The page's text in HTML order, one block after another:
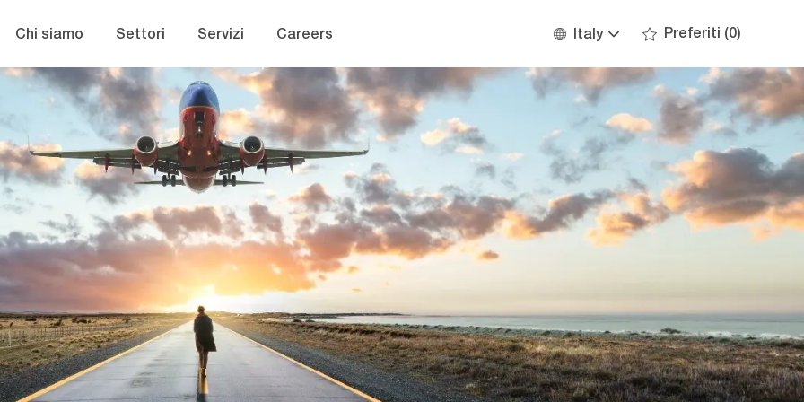
Chi siamo
Settori Servizi Careers
Language
Italian
Italy Preferiti (0)